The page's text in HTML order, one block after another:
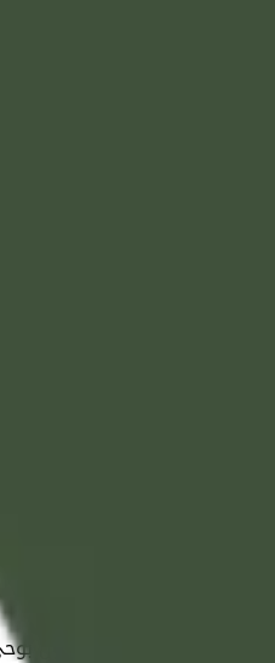
بِرُوحِ الْقُدُسِ
أفكلما جاءكم رسول